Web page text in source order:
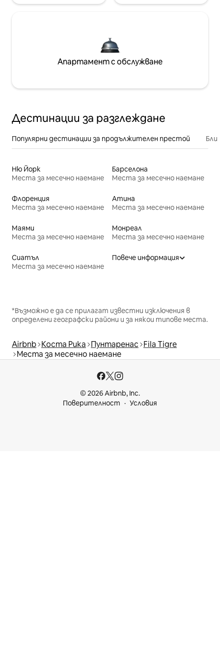
Апартамент с обслужване
Дестинации за разглеждане
Популярни дестинации за продължителен престой
Ню Йорк
Места за месечно наемане
Барселона
Места за месечно наемане
Флоренция
Места за месечно наемане
Атина
Места за месечно наемане
Маями
Места за месечно наемане
Монреал
Места за месечно наемане
Сиатъл
Места за месечно наемане
Повече информация
*Възможно е да се прилагат известни изключения в
определени географски райони и за някои типове места.
Airbnb Коста Рика Пунтаренас Fila Tigre
Места за месечно наемане
© 2026 Airbnb, Inc.
Поверителност
Условия